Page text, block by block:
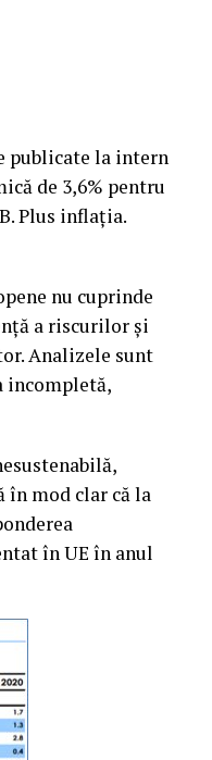
publicate la intern
de 3,6% pentru
Plus inflaţia.
nu cuprinde
a riscurilor şi
Analizele sunt
incompletă,
în mod clar că la
în UE în anul